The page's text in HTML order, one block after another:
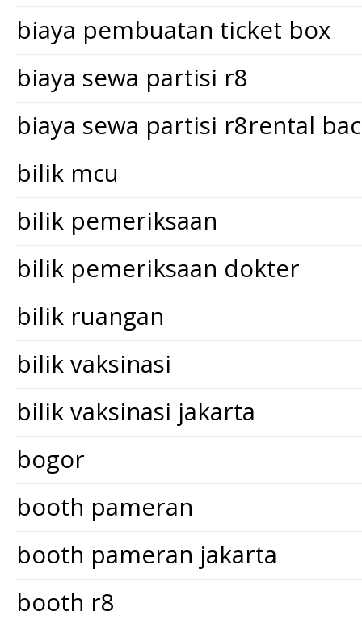
biaya pembuatan ticket box
biaya sewa partisi r8
biaya sewa partisi r8rental
bilik mcu
bilik pemeriksaan
bilik pemeriksaan dokter
bilik ruangan
bilik vaksinasi
bilik vaksinasi jakarta
bogor
booth pameran
booth pameran jakarta
booth r8